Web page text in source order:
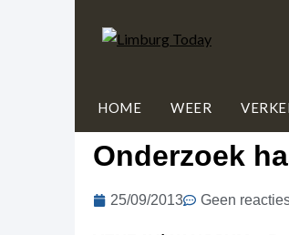
HOME WEER
Onderzoek
25/09/2013 Geen